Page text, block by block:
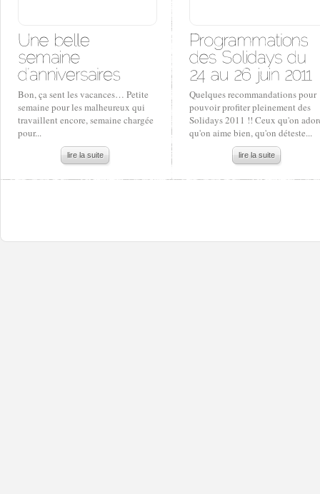
Bon, ça sent les vacances… Petite
semaine pour les malheureux qui
travaillent encore, semaine chargée
pour...
lire la suite
Quelques recommandations pour
pouvoir profiter pleinement des
Solidays 2011 !! Ceux qu'on
qu'on aime bien, qu'on déteste...
lire la suite